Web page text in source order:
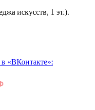
искусств, 1 эт.).
«ВКонтакте»: